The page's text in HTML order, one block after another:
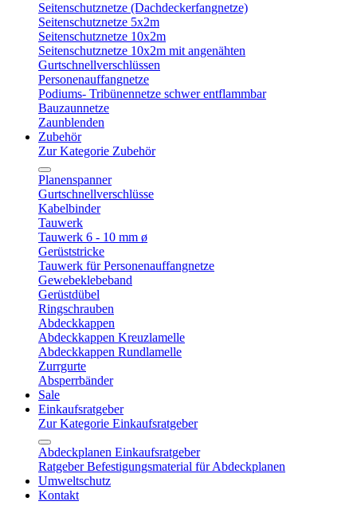
Seitenschutznetze (Dachdeckerfangnetze)
Seitenschutznetze 5x2m
Seitenschutznetze 10x2m
Seitenschutznetze 10x2m mit angenähten
Gurtschnellverschlüssen
Personenauffangnetze
Podiums- Tribünennetze schwer entflammbar
Bauzaunnetze
Zaunblenden
Zubehör
Zur Kategorie Zubehör
Planenspanner
Gurtschnellverschlüsse
Kabelbinder
Tauwerk
Tauwerk 6 - 10 mm ø
Gerüststricke
Tauwerk für Personenauffangnetze
Gewebeklebeband
Gerüstdübel
Ringschrauben
Abdeckkappen
Abdeckkappen Kreuzlamelle
Abdeckkappen Rundlamelle
Zurrgurte
Absperrbänder
Sale
Einkaufsratgeber
Zur Kategorie Einkaufsratgeber
Abdeckplanen Einkaufsratgeber
Ratgeber Befestigungsmaterial für Abdeckplanen
Umweltschutz
Kontakt